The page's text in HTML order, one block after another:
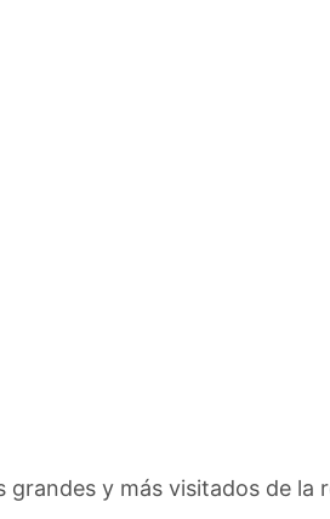
grandes y más visitados de la